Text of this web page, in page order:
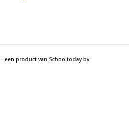
een product van Schooltoday bv